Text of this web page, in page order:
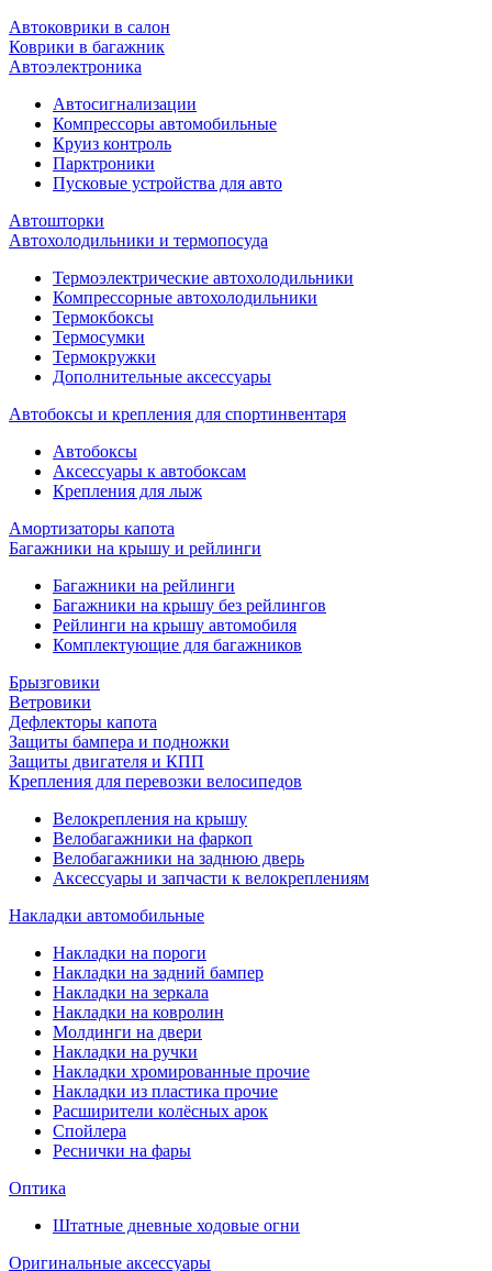
Автоковрики в салон
Коврики в багажник
Автоэлектроника
Автосигнализации
Компрессоры автомобильные
Круиз контроль
Парктроники
Пусковые устройства для авто
Автошторки
Автохолодильники и термопосуда
Термоэлектрические автохолодильники
Компрессорные автохолодильники
Термокбоксы
Термосумки
Термокружки
Дополнительные аксессуары
Автобоксы и крепления для спортинвентаря
Автобоксы
Аксессуары к автобоксам
Крепления для лыж
Амортизаторы капота
Багажники на крышу и рейлинги
Багажники на рейлинги
Багажники на крышу без рейлингов
Рейлинги на крышу автомобиля
Комплектующие для багажников
Брызговики
Ветровики
Дефлекторы капота
Защиты бампера и подножки
Защиты двигателя и КПП
Крепления для перевозки велосипедов
Велокрепления на крышу
Велобагажники на фаркоп
Велобагажники на заднюю дверь
Аксессуары и запчасти к велокреплениям
Накладки автомобильные
Накладки на пороги
Накладки на задний бампер
Накладки на зеркала
Накладки на ковролин
Молдинги на двери
Накладки на ручки
Накладки хромированные прочие
Накладки из пластика прочие
Расширители колёсных арок
Спойлера
Реснички на фары
Оптика
Штатные дневные ходовые огни
Оригинальные аксессуары